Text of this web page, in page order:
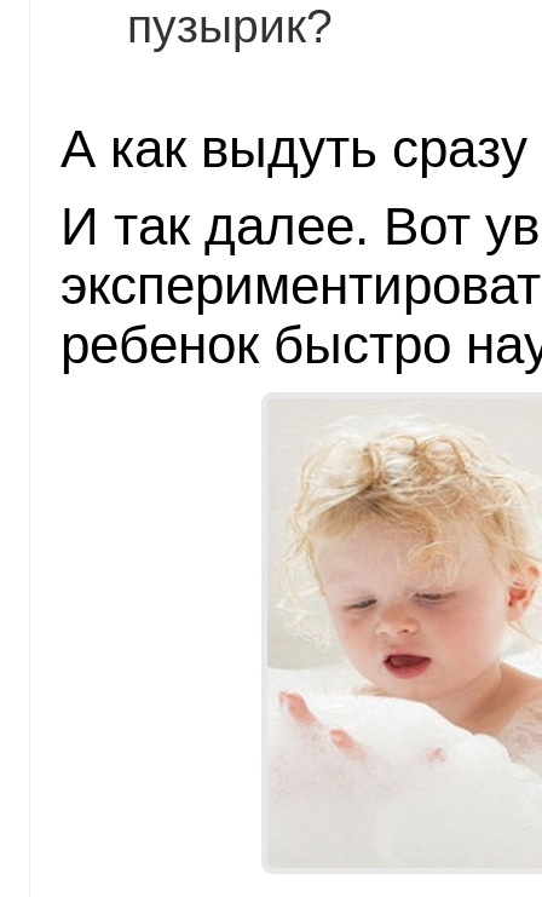
пузырик?
А как выдуть
И так далее. Вот
ребенок быстро